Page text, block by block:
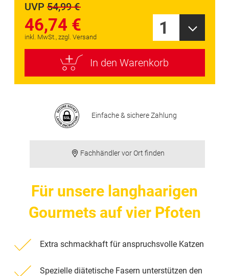
UVP 54,99 €
46,74 € 1
inkl. MwSt., zzgl. Versand
In den Warenkorb
Für unsere langhaarigen
Gourmets auf vier Pfoten
Extra schmackhaft für anspruchsvolle Katzen
Spezielle diätetische Fasern unterstützen den
Einfache & sichere Zahlung
Fachhändler vor Ort finden